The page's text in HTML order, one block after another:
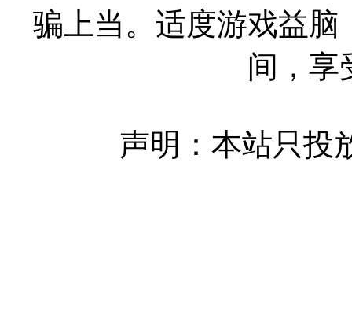
骗上当。适度游戏益
间，享
声明：本站只投